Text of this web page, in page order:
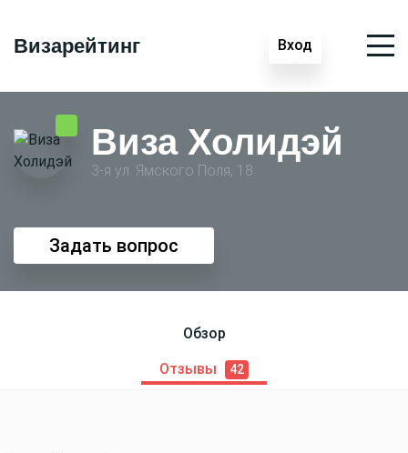
Визарейтинг Вход
Виза Холидэй
3-я ул. Ямского Поля, 18
Задать вопрос
Обзор
Отзывы 42